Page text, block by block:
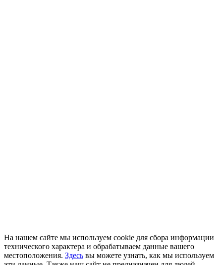
На нашем сайте мы используем cookie для сбора информации
технического характера и обрабатываем данные вашего
местоположения. Здесь вы можете узнать, как мы используем